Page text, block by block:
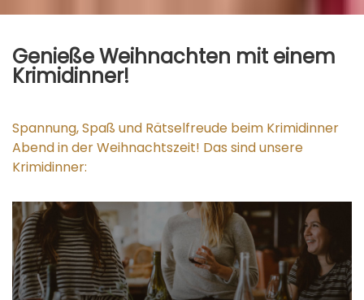
Genieße Weihnachten mit einem
Krimidinner!
Spannung, Spaß und Rätselfreude beim Krimidinner
Abend in der Weihnachtszeit! Das sind unsere
Krimidinner: